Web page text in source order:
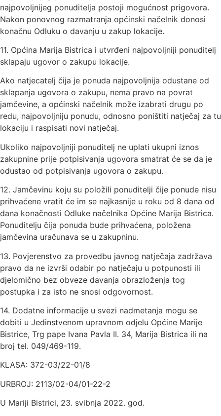
najpovoljnijeg ponuditelja postoji mogućnost prigovora.
Nakon ponovnog razmatranja općinski načelnik donosi
konačnu Odluku o davanju u zakup lokacije.
11. Općina Marija Bistrica i utvrđeni najpovoljniji ponuditelj
sklapaju ugovor o zakupu lokacije.
Ako natjecatelj čija je ponuda najpovoljnija odustane od
sklapanja ugovora o zakupu, nema pravo na povrat
jamčevine, a općinski načelnik može izabrati drugu po
redu, najpovoljniju ponudu, odnosno poništiti natječaj za tu
lokaciju i raspisati novi natječaj.
Ukoliko najpovoljniji ponuditelj ne uplati ukupni iznos
zakupnine prije potpisivanja ugovora smatrat će se da je
odustao od potpisivanja ugovora o zakupu.
12. Jamčevinu koju su položili ponuditelji čije ponude nisu
prihvaćene vratit će im se najkasnije u roku od 8 dana od
dana konačnosti Odluke načelnika Općine Marija Bistrica.
Ponuditelju čija ponuda bude prihvaćena, položena
jamčevina uračunava se u zakupninu.
13. Povjerenstvo za provedbu javnog natječaja zadržava
pravo da ne izvrši odabir po natječaju u potpunosti ili
djelomično bez obveze davanja obrazloženja tog
postupka i za isto ne snosi odgovornost.
14. Dodatne informacije u svezi nadmetanja mogu se
dobiti u Jedinstvenom upravnom odjelu Općine Marije
Bistrice, Trg pape Ivana Pavla II. 34, Marija Bistrica ili na
broj tel. 049/469-119.
KLASA: 372-03/22-01/8
URBROJ: 2113/02-04/01-22-2
U Mariji Bistrici, 23. svibnja 2022. god.